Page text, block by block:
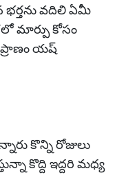
వదిలి ఏమీ
మార్పు కోసం
ప్రాణం యష్
కొన్ని రోజులు
కొద్ది ఇద్దరి మధ్య